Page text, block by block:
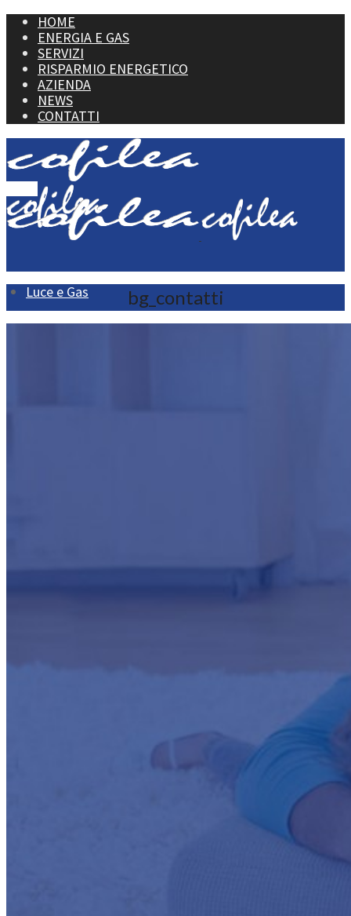
HOME
ENERGIA E GAS
SERVIZI
RISPARMIO ENERGETICO
AZIENDA
NEWS
CONTATTI
Luce e Gas bg_contatti